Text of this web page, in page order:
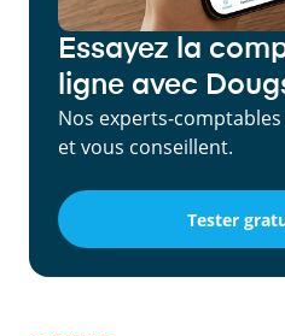
Essayez la
ligne avec
Nos experts-
et vous conseillent.
Tester